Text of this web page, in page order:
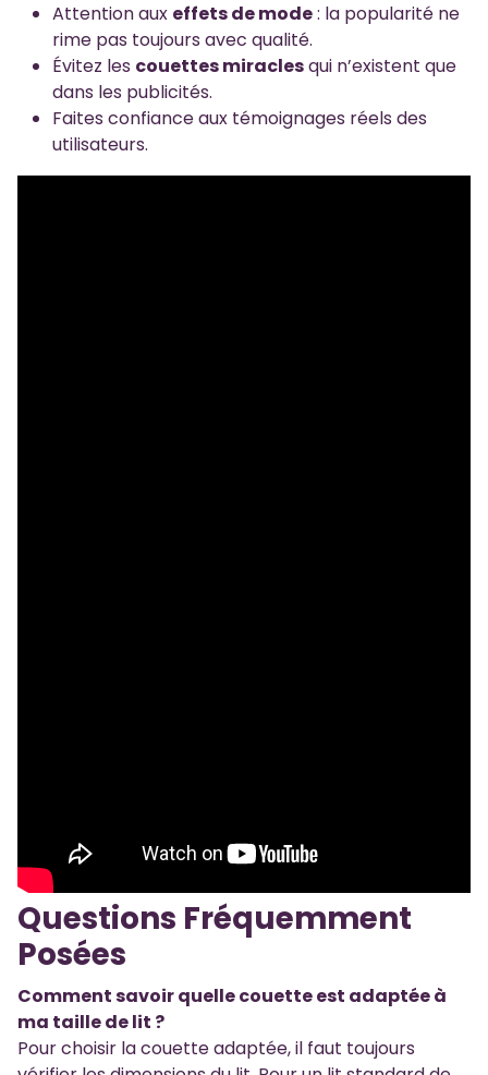
Attention aux effets de mode: la popularité ne
rime pas toujours avec qualité.
Évitez les couettes miraclesqui n’existent que
dans les publicités.
Faites confiance aux témoignages réels des
utilisateurs.
Questions Fréquemment
Posées
Comment savoir quelle couette est adaptée à
ma taille de lit ?
Pour choisir la couette adaptée, il faut toujours